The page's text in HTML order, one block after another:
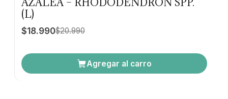
(L)
$18.990$20.990
Agregar al carro